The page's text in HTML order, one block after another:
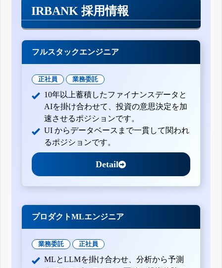
IRBANK 採用情報
フルスタックエンジニア
正社員 業務委託
10年以上蓄積したファイナンスデータと
AIを掛け合わせて、投資の意思決定を加
速させるポジションです。
UI からデータベースまで一貫して関われ
るポジションです。
Detail
プロダクトMLエンジニア
業務委託 正社員
MLとLLMを掛け合わせ、分析から予測